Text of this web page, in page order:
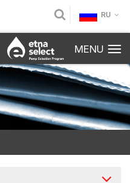
RU
MENU